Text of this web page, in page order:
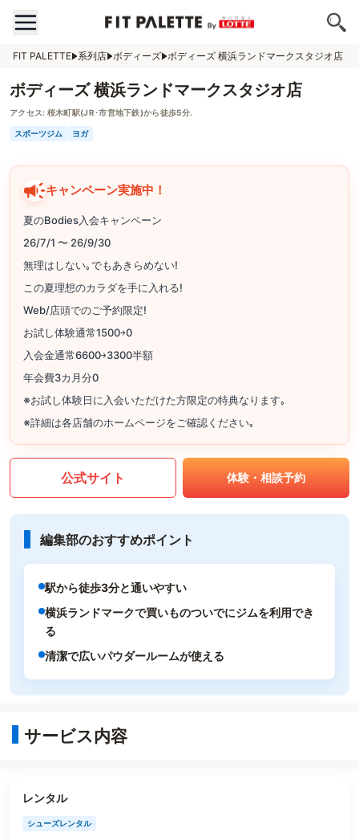
FIT PALETTE 系列店 ボディーズ ボディーズ 横浜ランドマークスタジオ店
ボディーズ 横浜ランドマークスタジオ店
アクセス: 桜木町駅(JR･市営地下鉄)から徒歩5分.
スポーツジム ヨガ
キャンペーン実施中！
夏のBodies入会キャンペーン
26/7/1 〜 26/9/30
無理はしない｡でもあきらめない!
この夏理想のカラダを手に入れる!
Web/店頭でのご予約限定!
お試し体験通常1500￫0
入会金通常6600￫3300半額
年会費3カ月分0
※お試し体験日に入会いただけた方限定の特典なります｡
※詳細は各店舗のホームページをご確認ください｡
公式サイト 体験・相談予約
編集部のおすすめポイント
駅から徒歩3分と通いやすい
横浜ランドマークで買いものついでにジムを利用でき
る
清潔で広いパウダールームが使える
サービス内容
レンタル
シューズレンタル